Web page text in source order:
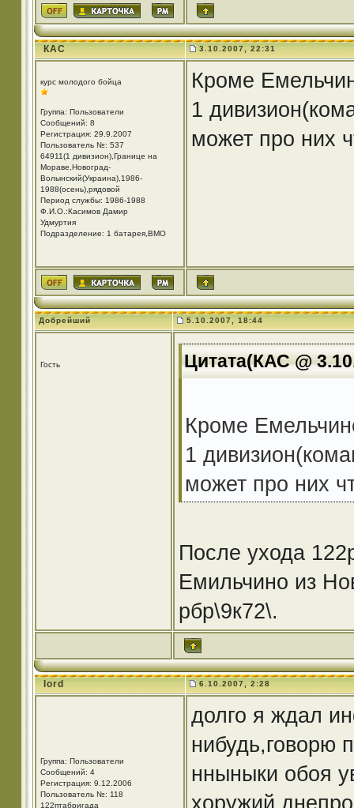
КАС 3.10.2007, 22:31
курс молодого бойца
Группа: Пользователи
Сообщений: 8
Регистрация: 29.9.2007
Пользователь №: 537
64911(1 дивизион),Границе на
Мораве,Новоград-
Волынский(Украина),1986-
1988(осень),рядовой
Период службы: 1986-1988
Ф.И.О.:Касимов Дамир
Удмуртия
Подразделение: 1 батарея,ВМО
Кроме
1
может про них
Добрейший 5.10.2007, 18:44
Гость Цитата(КАС @
Кроме
1
может про них
После ухода
Емильчино из
рбр\9к72\.
lord 6.10.2007, 2:28
Группа: Пользователи
Сообщений: 4
Регистрация: 9.12.2006
Пользователь №: 118
122птабригада
долго я ждал
нибудь,говорю
нныныки обоя
хоружий